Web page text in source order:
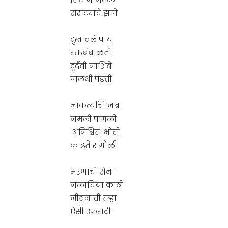
सराट्यांचे झापे
दुखावले पाय
रक्तबंबाळती
दुर्दैवी नाशिबे
पालथी पडती
नाकर्त्यांची जत्रा
जमली पांगळी
‘अनिश्चित’ भोती
काढते रांगोळी
मरणाची सेना
जळाचिया काठी
जीवनाची तऱ्हा
ऐसी उफराटी